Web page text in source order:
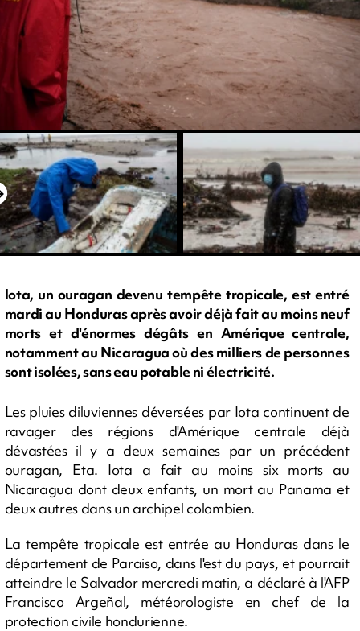
Iota, un ouragan devenu tempête tropicale, est entré
mardi au Honduras après avoir déjà fait au moins neuf
morts et d'énormes dégâts en Amérique centrale,
notamment au Nicaragua où des milliers de personnes
sont isolées, sans eau potable ni électricité.
Les pluies diluviennes déversées par Iota continuent de
ravager des régions d'Amérique centrale déjà
dévastées il y a deux semaines par un précédent
ouragan, Eta. Iota a fait au moins six morts au
Nicaragua dont deux enfants, un mort au Panama et
deux autres dans un archipel colombien.
La tempête tropicale est entrée au Honduras dans le
département de Paraiso, dans l'est du pays, et pourrait
atteindre le Salvador mercredi matin, a déclaré à l'AFP
Francisco Argeñal, météorologiste en chef de la
protection civile hondurienne.